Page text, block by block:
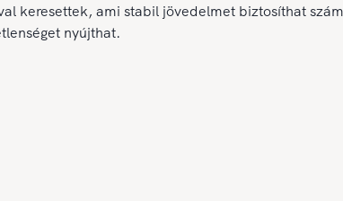
keresettek, ami stabil jövedelmet biztosíthat
nyújthat.